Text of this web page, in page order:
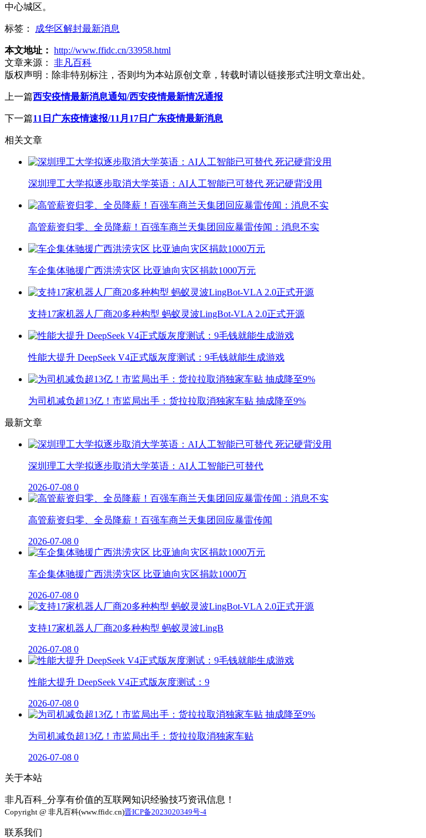
中心城区。
标签： 成华区解封最新消息
本文地址： http://www.ffidc.cn/33958.html
文章来源：
非凡百科
版权声明： 除非特别标注，否则均为本站原创文章，转载时请以链接形式注明文章出处。
上一篇西安疫情最新消息通知/西安疫情最新情况通报
下一篇11日广东疫情速报/11月17日广东疫情最新消息
相关文章
深圳理工大学拟逐步取消大学英语：AI人工智能已可替代 死记硬背没用
高管薪资归零、全员降薪！百强车商兰天集团回应暴雷传闻：消息不实
车企集体驰援广西洪涝灾区 比亚迪向灾区捐款1000万元
支持17家机器人厂商20多种构型 蚂蚁灵波LingBot-VLA 2.0正式开源
性能大提升 DeepSeek V4正式版灰度测试：9毛钱就能生成游戏
为司机减负超13亿！市监局出手：货拉拉取消独家车贴 抽成降至9%
最新文章
深圳理工大学拟逐步取消大学英语：AI人工智能已可替代
2026-07-08 0
高管薪资归零、全员降薪！百强车商兰天集团回应暴雷传闻
2026-07-08 0
车企集体驰援广西洪涝灾区 比亚迪向灾区捐款1000万
2026-07-08 0
支持17家机器人厂商20多种构型 蚂蚁灵波LingB
2026-07-08 0
性能大提升 DeepSeek V4正式版灰度测试：9
2026-07-08 0
为司机减负超13亿！市监局出手：货拉拉取消独家车贴
2026-07-08 0
关于本站
非凡百科_分享有价值的互联网知识经验技巧资讯信息！
Copyright @ 非凡百科(www.ffidc.cn)晋ICP备2023020349号-4
联系我们